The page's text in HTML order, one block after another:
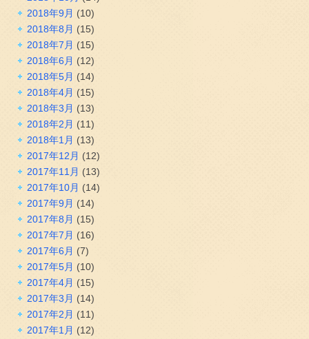
2018年9月 (10)
2018年8月 (15)
2018年7月 (15)
2018年6月 (12)
2018年5月 (14)
2018年4月 (15)
2018年3月 (13)
2018年2月 (11)
2018年1月 (13)
2017年12月 (12)
2017年11月 (13)
2017年10月 (14)
2017年9月 (14)
2017年8月 (15)
2017年7月 (16)
2017年6月 (7)
2017年5月 (10)
2017年4月 (15)
2017年3月 (14)
2017年2月 (11)
2017年1月 (12)